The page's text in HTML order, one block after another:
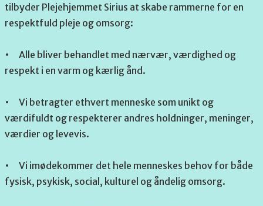
tilbyder Plejehjemmet Sirius at skabe rammerne for en
respektfuld pleje og omsorg:
•
Alle bliver behandlet med nærvær, værdighed og
respekt i en varm og kærlig ånd.
•
Vi betragter ethvert menneske som unikt og
værdifuldt og respekterer andres holdninger, meninger,
værdier og levevis.
•
Vi imødekommer det hele menneskes behov for både
fysisk, psykisk, social, kulturel og åndelig omsorg.